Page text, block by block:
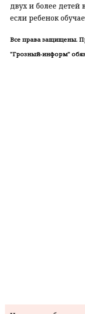
двух и более детей
если ребенок
Все права защищены.
"Грозный-информ"